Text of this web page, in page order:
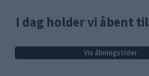
I dag holder vi åbent
Vis åbningstider